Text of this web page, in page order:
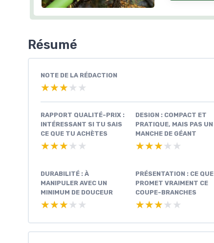
Résumé
NOTE DE LA RÉDACTION
★★★★★
★★★★★
RAPPORT QUALITÉ-PRIX :
INTÉRESSANT SI TU SAIS
CE QUE TU ACHÈTES
★★★★★
★★★★★
DESIGN : COMPACT ET
PRATIQUE, MAIS PAS UN
MANCHE DE GÉANT
★★★★★
★★★★★
DURABILITÉ : À
MANIPULER AVEC UN
MINIMUM DE DOUCEUR
★★★★★
★★★★★
PRÉSENTATION : CE QUE
PROMET VRAIMENT CE
COUPE-BRANCHES
★★★★★
★★★★★